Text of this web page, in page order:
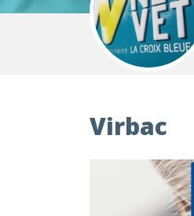
Virbac